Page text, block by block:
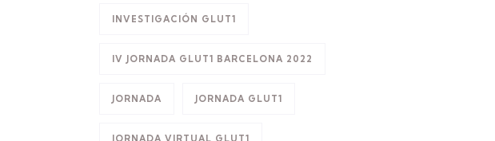
INVESTIGACIÓN GLUT1
IV JORNADA GLUT1 BARCELONA 2022
JORNADA JORNADA GLUT1
JORNADA VIRTUAL GLUT1